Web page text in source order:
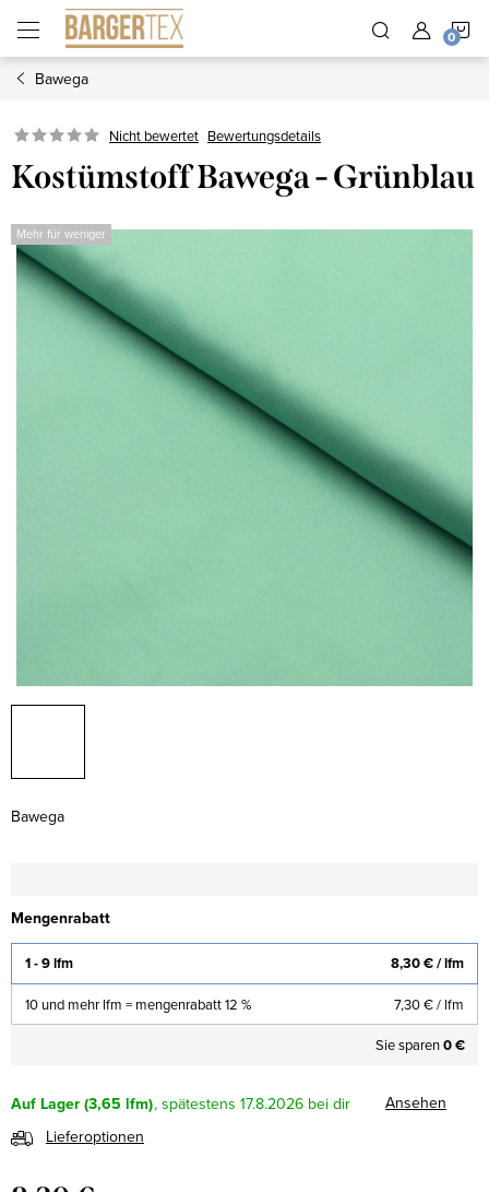
Inhalt
springen
Bawega
Nicht bewertet Bewertungsdetails
Kostümstoff Bawega - Grünblau
Mehr für weniger
Bawega
Mengenrabatt
1 - 9 lfm 8,30 €/ lfm
10 und mehr lfm = mengenrabatt 12 % 7,30 €/ lfm
Sie sparen0 €
Auf Lager(3,65 lfm) 17.8.2026
Ansehen
Lieferoptionen